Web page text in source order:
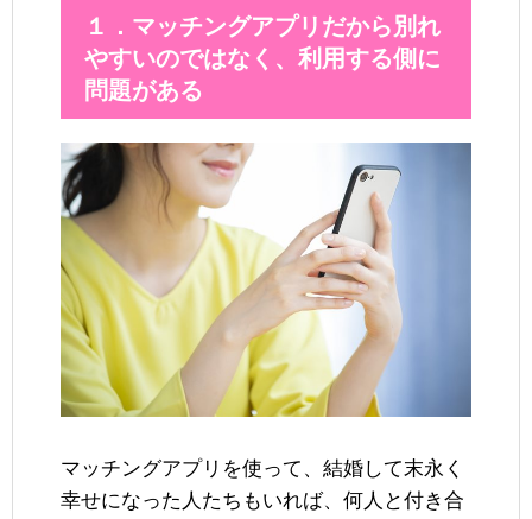
１．マッチングアプリだから別れ
やすいのではなく、利用する側に
問題がある
マッチングアプリを使って、結婚して末永く
幸せになった人たちもいれば、何人と付き合